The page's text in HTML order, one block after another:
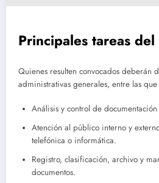
Principales tareas
Quienes resulten convocados deberán
administrativas generales, entre las que
Análisis y control de
Atención al público interno y
telefónica o informática.
Registro, clasificación, archivo y
documentos.